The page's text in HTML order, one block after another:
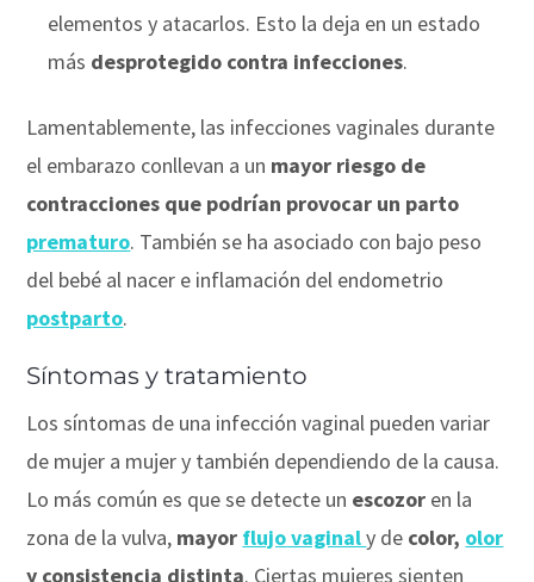
elementos y atacarlos. Esto la deja en un estado
más desprotegido contra infecciones.
Lamentablemente, las infecciones vaginales durante
el embarazo conllevan a un mayor riesgo de
contracciones que podrían provocar un parto
prematuro. También se ha asociado con bajo peso
del bebé al nacer e inflamación del endometrio
postparto.
Síntomas y tratamiento
Los síntomas de una infección vaginal pueden variar
de mujer a mujer y también dependiendo de la causa.
Lo más común es que se detecte un escozor en la
zona de la vulva, mayor flujovaginaly de color, olor
y consistencia distinta. Ciertas mujeres sienten